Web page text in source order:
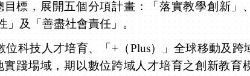
標，展開五個分項計畫：「落實教學創新」
及「善盡社會責任」。
位科技人才培育、「 + （Plus）」全球移動及跨
實踐場域，期以數位跨域人才培育之創新教育